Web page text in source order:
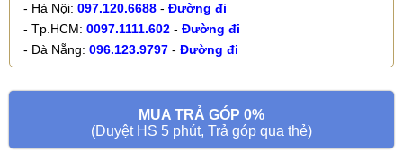
- Hà Nội: 097.120.6688 - Đường đi
- Tp.HCM: 0097.1111.602 - Đường đi
- Đà Nẵng: 096.123.9797 - Đường đi
MUA TRẢ GÓP 0%
(Duyệt HS 5 phút, Trả góp qua thẻ)